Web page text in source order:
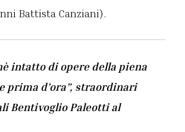
Battista Canziani).
intatto di opere della piena
prima d’ora”, straordinari
Bentivoglio Paleotti al